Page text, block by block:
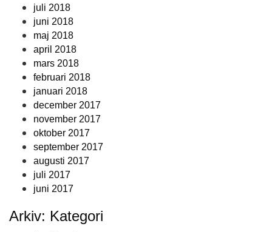
juli 2018
juni 2018
maj 2018
april 2018
mars 2018
februari 2018
januari 2018
december 2017
november 2017
oktober 2017
september 2017
augusti 2017
juli 2017
juni 2017
Arkiv: Kategori